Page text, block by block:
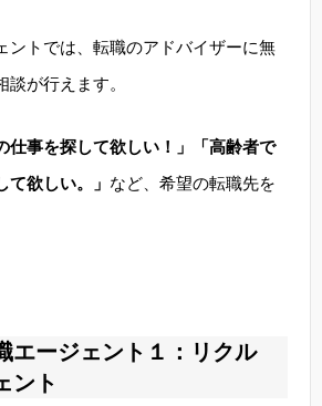
ントでは、転職のアドバイザーに無
が行えます。
仕事を探して欲しい！」「高齢者で
て欲しい。」 など、希望の転職先を
エージェント１：リクル
ント